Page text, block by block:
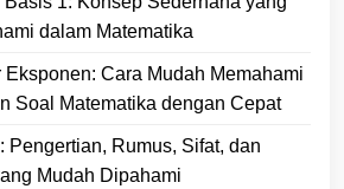
dalam Matematika
Eksponen: Cara Mudah Memahami
Soal Matematika dengan Cepat
Pengertian, Rumus, Sifat, dan
Mudah Dipahami